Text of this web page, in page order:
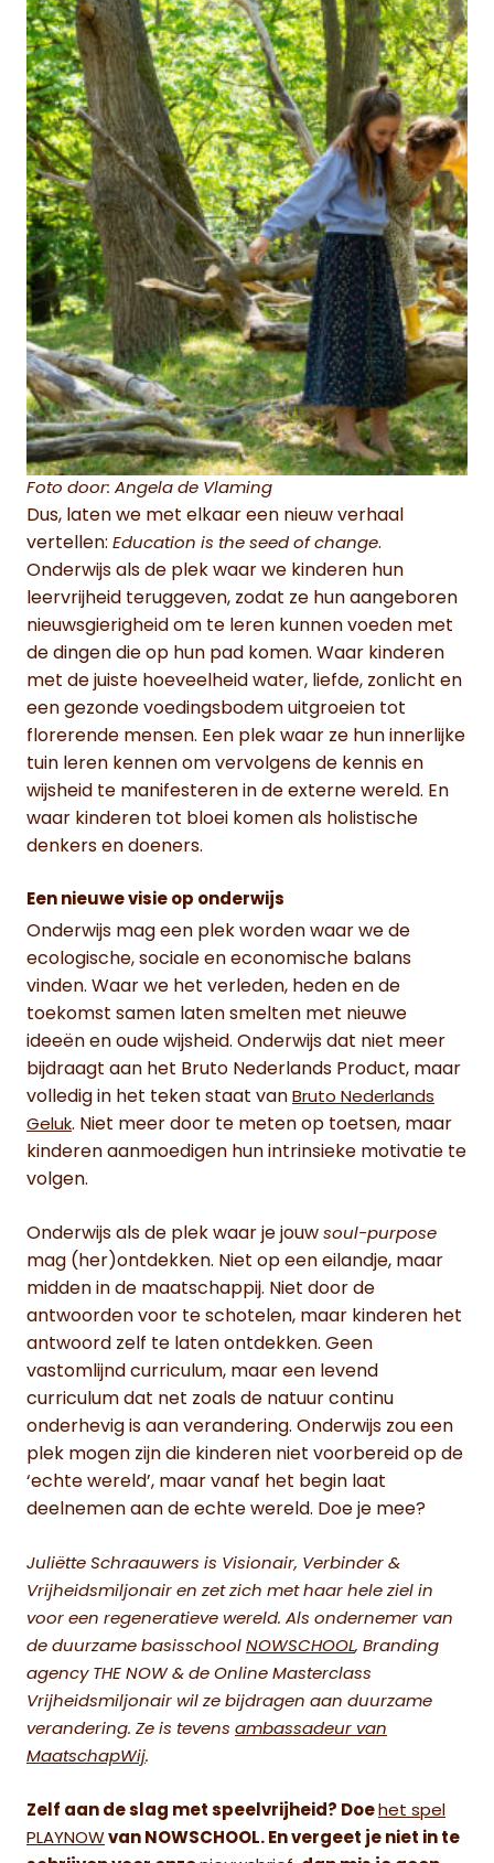
Foto door: Angela de Vlaming
Dus, laten we met elkaar een nieuw verhaal
vertellen: Education is the seed of change.
Onderwijs als de plek waar we kinderen hun
leervrijheid teruggeven, zodat ze hun aangeboren
nieuwsgierigheid om te leren kunnen voeden met
de dingen die op hun pad komen. Waar kinderen
met de juiste hoeveelheid water, liefde, zonlicht en
een gezonde voedingsbodem uitgroeien tot
florerende mensen. Een plek waar ze hun innerlijke
tuin leren kennen om vervolgens de kennis en
wijsheid te manifesteren in de externe wereld. En
waar kinderen tot bloei komen als holistische
denkers en doeners.
Een nieuwe visie op onderwijs
Onderwijs mag een plek worden waar we de
ecologische, sociale en economische balans
vinden. Waar we het verleden, heden en de
toekomst samen laten smelten met nieuwe
ideeën en oude wijsheid. Onderwijs dat niet meer
bijdraagt aan het Bruto Nederlands Product, maar
volledig in het teken staat van Bruto Nederlands
Geluk. Niet meer door te meten op toetsen, maar
kinderen aanmoedigen hun intrinsieke motivatie te
volgen.
Onderwijs als de plek waar je jouw soul-purpose
mag (her)ontdekken. Niet op een eilandje, maar
midden in de maatschappij. Niet door de
antwoorden voor te schotelen, maar kinderen het
antwoord zelf te laten ontdekken. Geen
vastomlijnd curriculum, maar een levend
curriculum dat net zoals de natuur continu
onderhevig is aan verandering. Onderwijs zou een
plek mogen zijn die kinderen niet voorbereid op de
‘echte wereld’, maar vanaf het begin laat
deelnemen aan de echte wereld. Doe je mee?
Juliëtte Schraauwers is Visionair, Verbinder &
Vrijheidsmiljonair en zet zich met haar hele ziel in
voor een regeneratieve wereld. Als ondernemer van
de duurzame basisschool NOWSCHOOL, Branding
agency THE NOW & de Online Masterclass
Vrijheidsmiljonair wil ze bijdragen aan duurzame
verandering. Ze is tevens ambassadeur van
MaatschapWij.
Zelf aan de slag met speelvrijheid? Doe het spel
PLAYNOW van NOWSCHOOL. En vergeet je niet in te